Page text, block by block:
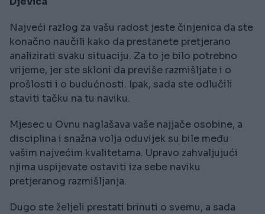
Najveći razlog za vašu radost jeste činjenica da ste
konačno naučili kako da prestanete pretjerano
analizirati svaku situaciju. Za to je bilo potrebno
vrijeme, jer ste skloni da previše razmišljate i o
prošlosti i o budućnosti. Ipak, sada ste odlučili
staviti tačku na tu naviku.
Mjesec u Ovnu naglašava vaše najjače osobine, a
disciplina i snažna volja oduvijek su bile među
vašim najvećim kvalitetama. Upravo zahvaljujući
njima uspijevate ostaviti iza sebe naviku
pretjeranog razmišljanja.
Dugo ste željeli prestati brinuti o svemu, a sada